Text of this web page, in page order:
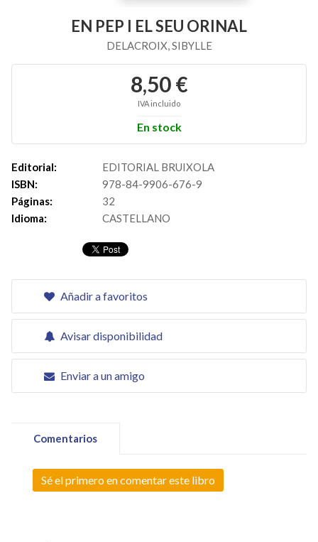
EN PEP I EL SEU ORINAL
DELACROIX, SIBYLLE
8,50 €
IVA incluido
En stock
Editorial:
EDITORIAL BRUIXOLA
ISBN:
978-84-9906-676-9
Páginas:
32
Idioma:
CASTELLANO
Añadir a favoritos
Avisar disponibilidad
Enviar a un amigo
Comentarios
Sé el primero en comentar este libro